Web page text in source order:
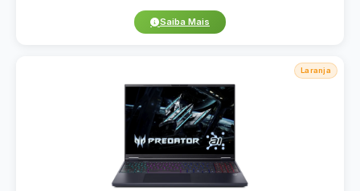
Saiba Mais
Laranja